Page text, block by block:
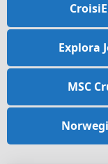
Explora
MSC